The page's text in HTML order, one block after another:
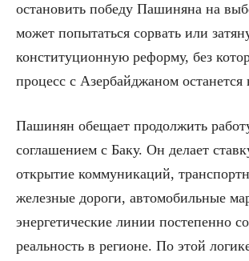
остановить победу Пашиняна на
может попытаться сорвать или
конституционную реформу, без
процесс с Азербайджаном
Пашинян обещает продолжить
соглашением с Баку. Он делает
открытие коммуникаций,
железные дороги, автомобильные
энергетические линии постепенно
реальность в регионе. По этой